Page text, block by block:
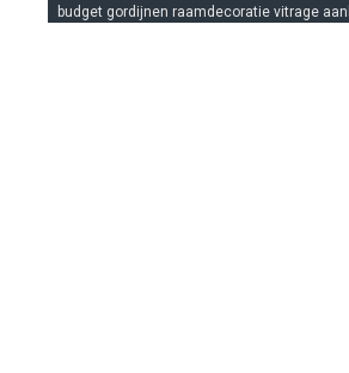
budget gordijnen raamdecoratie vitrage